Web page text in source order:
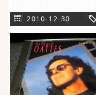
2010-12-30